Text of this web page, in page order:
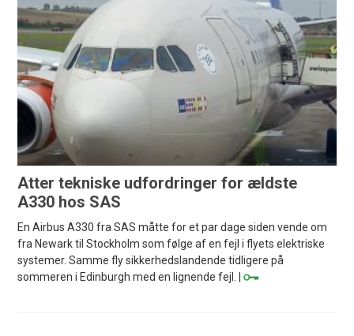
Atter tekniske udfordringer for ældste
A330 hos SAS
En Airbus A330 fra SAS måtte for et par dage siden vende om
fra Newark til Stockholm som følge af en fejl i flyets elektriske
systemer. Samme fly sikkerhedslandende tidligere på
sommeren i Edinburgh med en lignende fejl. |